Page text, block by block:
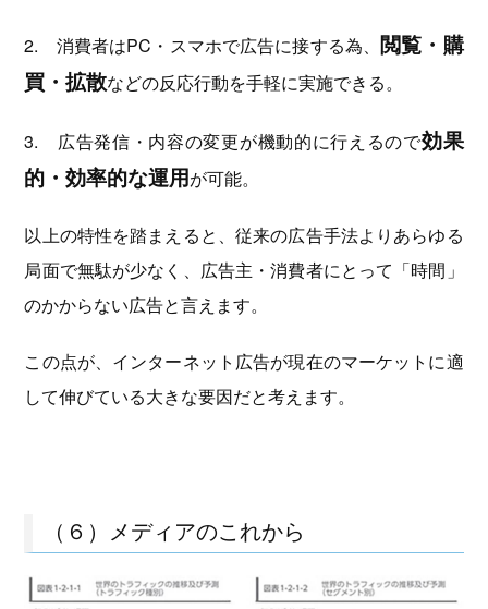
2. 消費者はPC・スマホで広告に接する為、 閲覧・購
買・拡散などの反応行動を手軽に実施できる。
3. 広告発信・内容の変更が機動的に行えるので効果
的・効率的な運用が可能。
以上の特性を踏まえると、従来の広告手法よりあらゆる
局面で無駄が少なく、広告主・消費者にとって「時間」
のかからない広告と言えます。
この点が、インターネット広告が現在のマーケットに適
して伸びている大きな要因だと考えます。
（６）メディアのこれから